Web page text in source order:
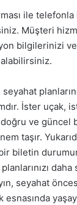
ile
Müşteri
bilgilerinizi
İster uçak,
ve güncel
taşır.
biletin
daha
seyahat